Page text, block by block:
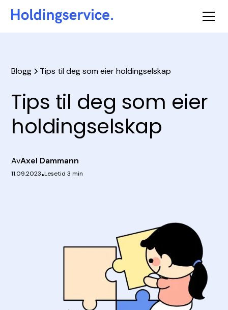
Blogg Tips til deg som eier holdingselskap
Tips til deg som eier
holdingselskap
AvAxel Dammann
11.09.2023•Lesetid 3 min